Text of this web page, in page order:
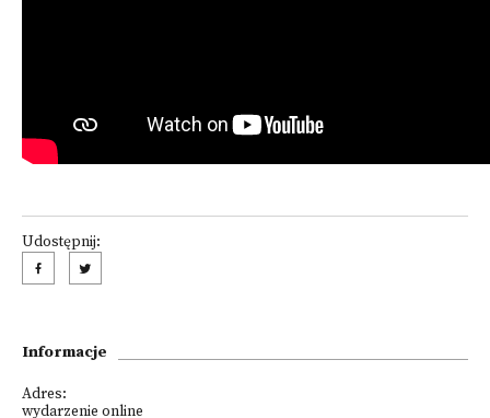
Udostępnij:
Informacje
Adres:
wydarzenie online